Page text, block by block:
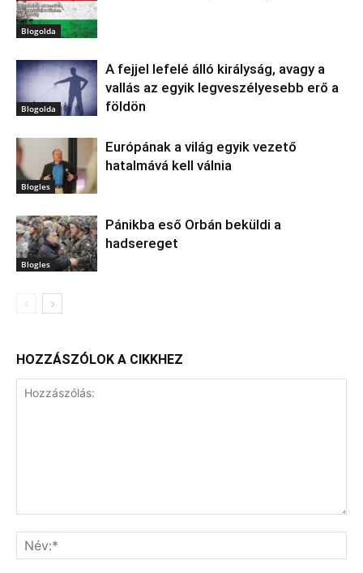
Blogolda
Blogolda
A fejjel lefelé álló királyság, avagy a
vallás az egyik legveszélyesebb erő a
földön
Blogles
Európának a világ egyik vezető
hatalmává kell válnia
Blogles
Pánikba eső Orbán beküldi a
hadsereget
HOZZÁSZÓLOK A CIKKHEZ